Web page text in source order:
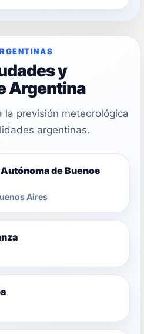
y
Argentina
la previsión meteorológica
argentinas.
de Buenos
Aires